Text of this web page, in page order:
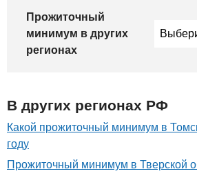
Прожиточный
минимум в других
регионах
В других регионах РФ
Какой прожиточный минимум в
году
Прожиточный минимум в Тверской